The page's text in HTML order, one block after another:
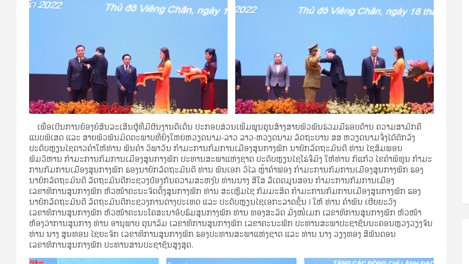
ເພື່ອເປັນການຍ້ອງຍໍສັນລະເສີນຜູ້ທີ່ມີຜົນງານດີເດັ່ນ ປະກອບສ່ວນເພີ່ມພູນຄູນສ້າງສາຍພົວພັນຮ່ວມມືຮອບດ້ານ ຄວາມສາມັກຄີ
ແບບພິເສດ ແລະ ສາຍພົວພັນມິດຕະພາບທີ່ຍິ່ງໃຫຍ່ຫວຽດນາມ-ລາວ ລາວ-ຫວຽດນາມ ລັດຖະບານ ສສ ຫວຽດນາມຈຶ່ງໄດ້ຕົກລົງ
ປະດັບຫຼຽນໄຊດາວຄໍາໃຫ້ທ່ານ ພັນຄໍາ ວິພາວັນ ກໍາມະການກົມການເມືອງສູນກາງພັກ ນາຍົກລັດຖະມົນຕີ ທ່ານ ໄຊສົມພອນ
ພົມວິຫານ ກໍາມະການກົມການເມືອງສູນກາງພັກ ປະທານສະພາແຫ່ງຊາດ ປະດັບຫຼຽນໄຊໂຮ່ຈີ່ມິງ ໃຫ້ທ່ານ ກິແກ້ວ ໄຂຄໍາພິທູນ ກໍາມະ
ການກົມການເມືອງສູນກາງພັກ ຮອງນາຍົກລັດຖະມົນຕີ ທ່ານ ພົນເອກ ວິໄລ ຫຼ້າຄໍາຟອງ ກໍາມະການກົມການເມືອງສູນກາງພັກ ຮອງ
ນາຍົກລັດຖະມົນຕີ ລັດຖະມົນຕີກະຊວງປ້ອງກັນຄວາມສະຫງົບ ທ່ານນາງ ສີໃສ ລືເດດມູນສອນ ກໍາມະການກົມການເມືອງ
ເລຂາທິການສູນກາງພັກ ຫົວໜ້າຄະນະຈັດຕັ້ງສູນກາງພັກ ທ່ານ ສະເຫຼີມໄຊ ກົມມະສິດ ກໍາມະການກົມການເມືອງສູນກາງພັກ ຮອງ
ນາຍົກລັດຖະມົນຕີ ລັດຖະມົນຕີກະຊວງການຕ່າງປະເທດ ແລະ ປະດັບຫຼຽນໄຊເອກະລາດຊັ້ນ I ໃຫ້ ທ່ານ ຄໍາພັນ ເຜີຍຍະວົງ
ເລຂາທິການສູນກາງພັກ ຫົວໜ້າຄະນະໂຄສະນາອົບຮົມສູນກາງພັກ ທ່ານ ທອງສະລິດ ມັ່ງໜໍ່ເມກ ເລຂາທິການສູນກາງພັກ ຫົວໜ້າ
ຫ້ອງວ່າການສູນກາງ ທ່ານ ອານຸພາບ ຕຸນາລົມ ເລຂາທິການສູນກາງພັກ ເລຂາຄະນະພັກ ປະທານສະພາປະຊາຊົນນະຄອນຫຼວງວຽງຈັນ
ທ່ານ ນາງ ສູນທອນ ໄຊຍະຈັກ ເລຂາທິການສູນກາງພັກ ຮອງປະທານສະພາແຫ່ງຊາດ ແລະ ທ່ານ ນາງ ວຽງທອງ ສີພັນດອນ
ເລຂາທິການສູນກາງພັກ ປະທານສານປະຊາຊົນສູງສຸດ.